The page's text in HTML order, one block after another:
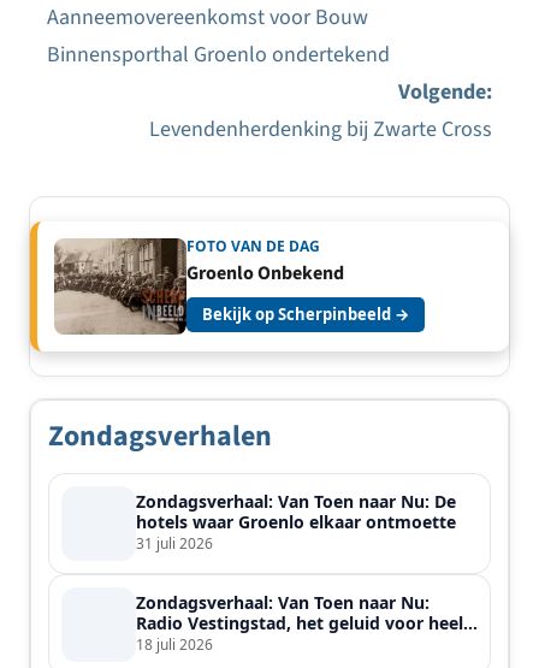
Bericht
Aanneemovereenkomst voor Bouw
Binnensporthal Groenlo ondertekend
Volgende:
Levendenherdenking bij Zwarte Cross
FOTO VAN DE DAG
Groenlo Onbekend
Bekijk op Scherpinbeeld →
Zondagsverhalen
Zondagsverhaal: Van Toen naar Nu: De
hotels waar Groenlo elkaar ontmoette
31 juli 2026
Zondagsverhaal: Van Toen naar Nu:
Radio Vestingstad, het geluid voor heel
de streek
18 juli 2026